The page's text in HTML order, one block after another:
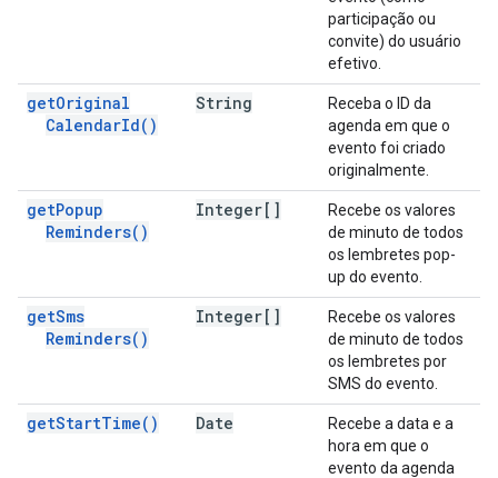
participação ou
convite) do usuário
efetivo.
getOriginal
CalendarId( )
String
Receba o ID da
agenda em que o
evento foi criado
originalmente.
getPopup
Reminders( )
Integer[]
Recebe os valores
de minuto de todos
os lembretes pop-
up do evento.
getSms
Reminders( )
Integer[]
Recebe os valores
de minuto de todos
os lembretes por
SMS do evento.
getStartTime( ) Date
Recebe a data e a
hora em que o
evento da agenda